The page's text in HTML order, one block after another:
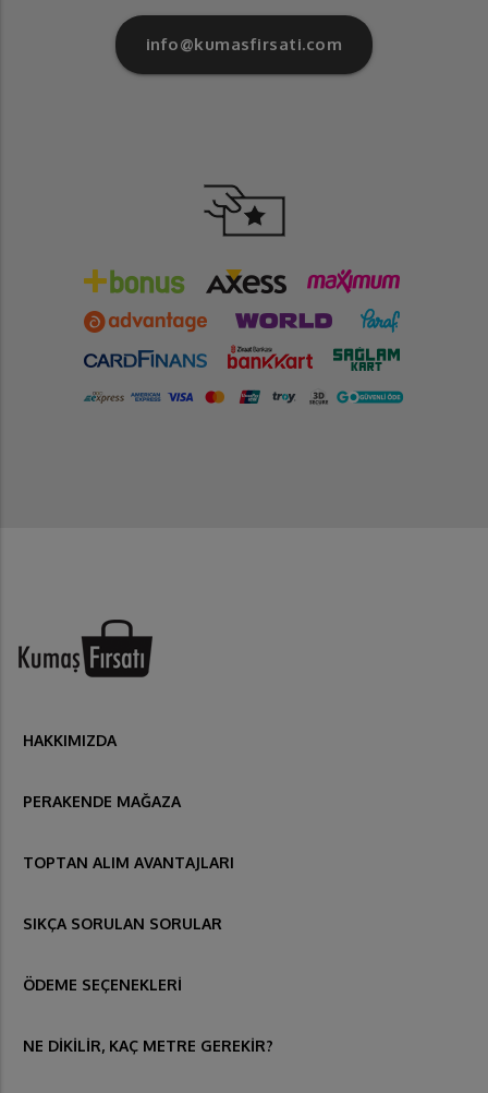
info@kumasfirsati.com
HAKKIMIZDA
PERAKENDE MAĞAZA
TOPTAN ALIM AVANTAJLARI
SIKÇA SORULAN SORULAR
ÖDEME SEÇENEKLERİ
NE DİKİLİR, KAÇ METRE GEREKİR?